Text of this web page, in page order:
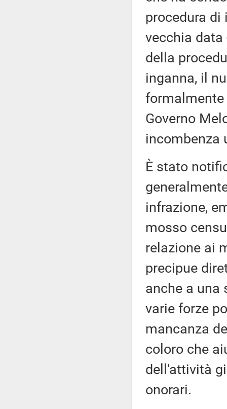
procedura di
vecchia
della
inganna, il
Governo
incombenza
È stato
infrazione,
mosso
relazione ai
precipue
anche a una
varie forze
mancanza
coloro che
dell'attività
onorari.